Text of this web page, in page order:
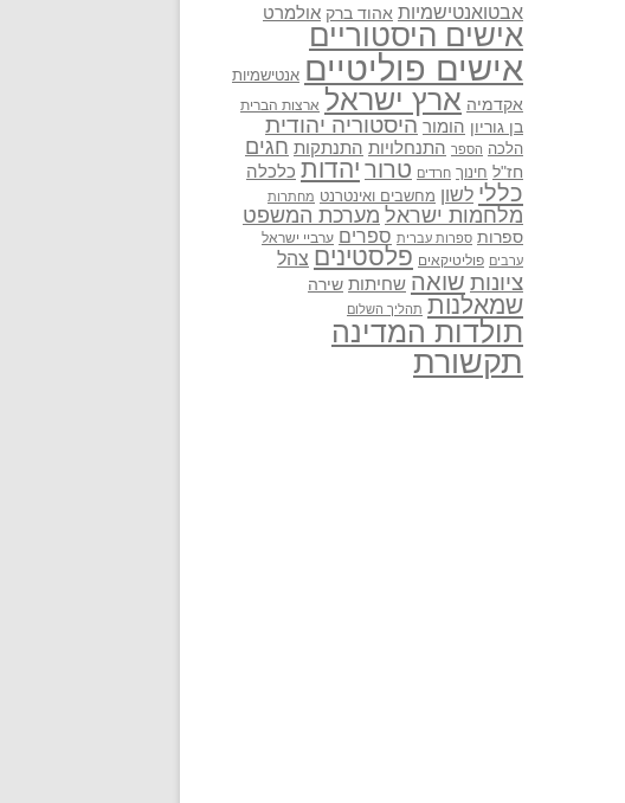
אבטואנטישמיות אהוד ברק אולמרט
אישים היסטוריים
אישים פוליטיים אנטישמיות
אקדמיה ארץ ישראל ארצות הברית
בן גוריון הומור היסטוריה יהודית
הלכה הספר התנחלויות התנתקות חגים
חז"ל חינוך חרדים טרור יהדות כלכלה
כללי לשון מחשבים ואינטרנט מחתרות
מלחמות ישראל מערכת המשפט
ספרות ספרות עברית ספרים ערביי ישראל
ערבים פוליטיקאים פלסטינים צהל
ציונות שואה שחיתות שירה
שמאלנות תהליך השלום
תולדות המדינה
תקשורת